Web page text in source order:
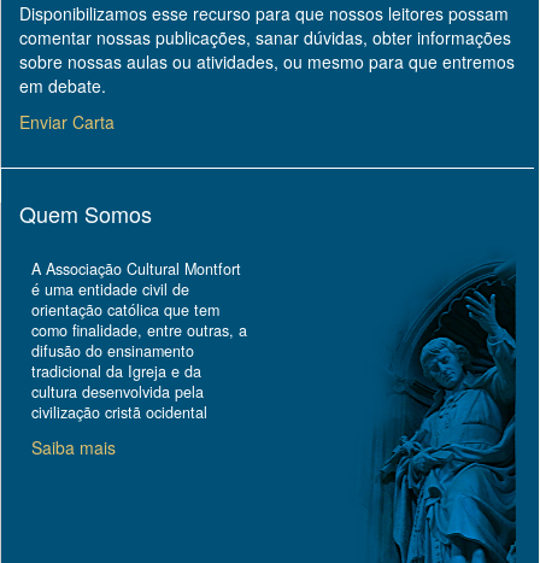
Disponibilizamos esse recurso para que nossos leitores possam
comentar nossas publicações, sanar dúvidas, obter informações
sobre nossas aulas ou atividades, ou mesmo para que entremos
em debate.
Enviar Carta
Quem Somos
A Associação Cultural Montfort
é uma entidade civil de
orientação católica que tem
como finalidade, entre outras, a
difusão do ensinamento
tradicional da Igreja e da
cultura desenvolvida pela
civilização cristã ocidental
Saiba mais